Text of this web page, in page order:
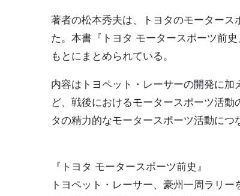
著者の松本秀夫は、トヨタのモーター
た。本書『トヨタ モータースポーツ前
もとにまとめられている。
内容はトヨペット・レーサーの開発に
ど、戦後におけるモータースポーツ活
タの精力的なモータースポーツ活動につ
『 トヨタ モータースポーツ前史 』
トヨペット・レーサー、豪州一周ラリー